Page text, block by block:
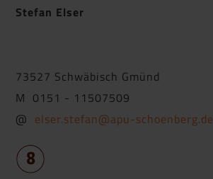
Stefan Elser
73527 Schwäbisch Gmünd
M 0151 - 11507509
@ elser.stefan@apu-schoenberg.de